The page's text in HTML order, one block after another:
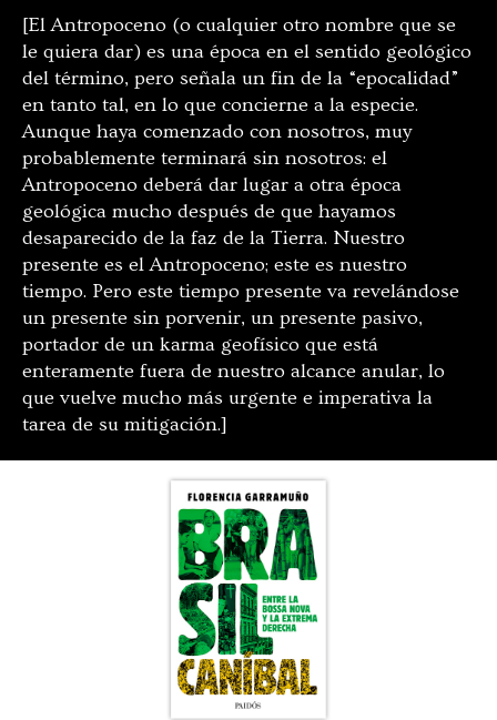
[El Antropoceno (o cualquier otro nombre que se
le quiera dar) es una época en el sentido geológico
del término, pero señala un fin de la “epocalidad”
en tanto tal, en lo que concierne a la especie.
Aunque haya comenzado con nosotros, muy
probablemente terminará sin nosotros: el
Antropoceno deberá dar lugar a otra época
geológica mucho después de que hayamos
desaparecido de la faz de la Tierra. Nuestro
presente es el Antropoceno; este es nuestro
tiempo. Pero este tiempo presente va revelándose
un presente sin porvenir, un presente pasivo,
portador de un karma geofísico que está
enteramente fuera de nuestro alcance anular, lo
que vuelve mucho más urgente e imperativa la
tarea de su mitigación.]